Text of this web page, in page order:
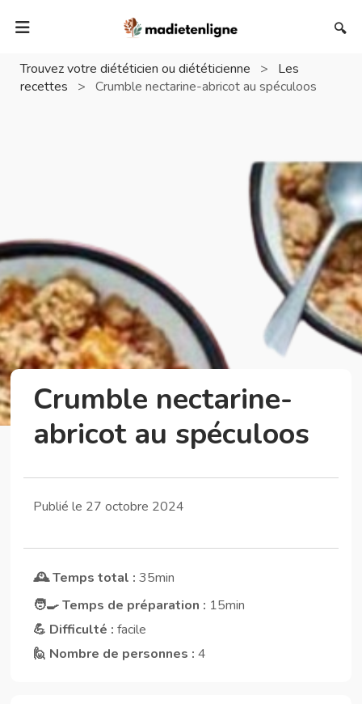
🔍
Trouvez votre diététicien ou diététicienne >
Les
recettes
> Crumble nectarine-abricot au spéculoos
Crumble nectarine-
abricot au spéculoos
Publié le 27 octobre 2024
🕰️ Temps total : 35min
🧑‍🍳 Temps de préparation : 15min
💪 Difficulté : facile
🙋 Nombre de personnes : 4